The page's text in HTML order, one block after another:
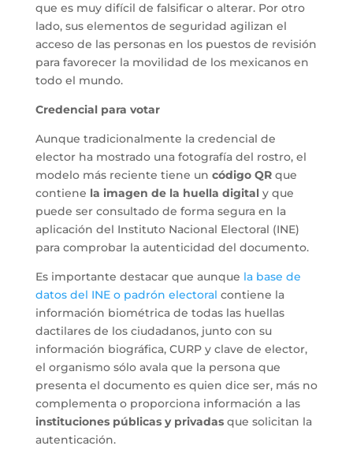
que es muy difícil de falsificar o alterar. Por otro
lado, sus elementos de seguridad agilizan el
acceso de las personas en los puestos de revisión
para favorecer la movilidad de los mexicanos en
todo el mundo.
Credencial para votar
Aunque tradicionalmente la credencial de
elector ha mostrado una fotografía del rostro, el
modelo más reciente tiene un código QR que
contiene la imagen de la huella digital y que
puede ser consultado de forma segura en la
aplicación del Instituto Nacional Electoral (INE)
para comprobar la autenticidad del documento.
Es importante destacar que aunque la base de
datos del INE o padrón electoral contiene la
información biométrica de todas las huellas
dactilares de los ciudadanos, junto con su
información biográfica, CURP y clave de elector,
el organismo sólo avala que la persona que
presenta el documento es quien dice ser, más no
complementa o proporciona información a las
instituciones públicas y privadasque solicitan la
autenticación.